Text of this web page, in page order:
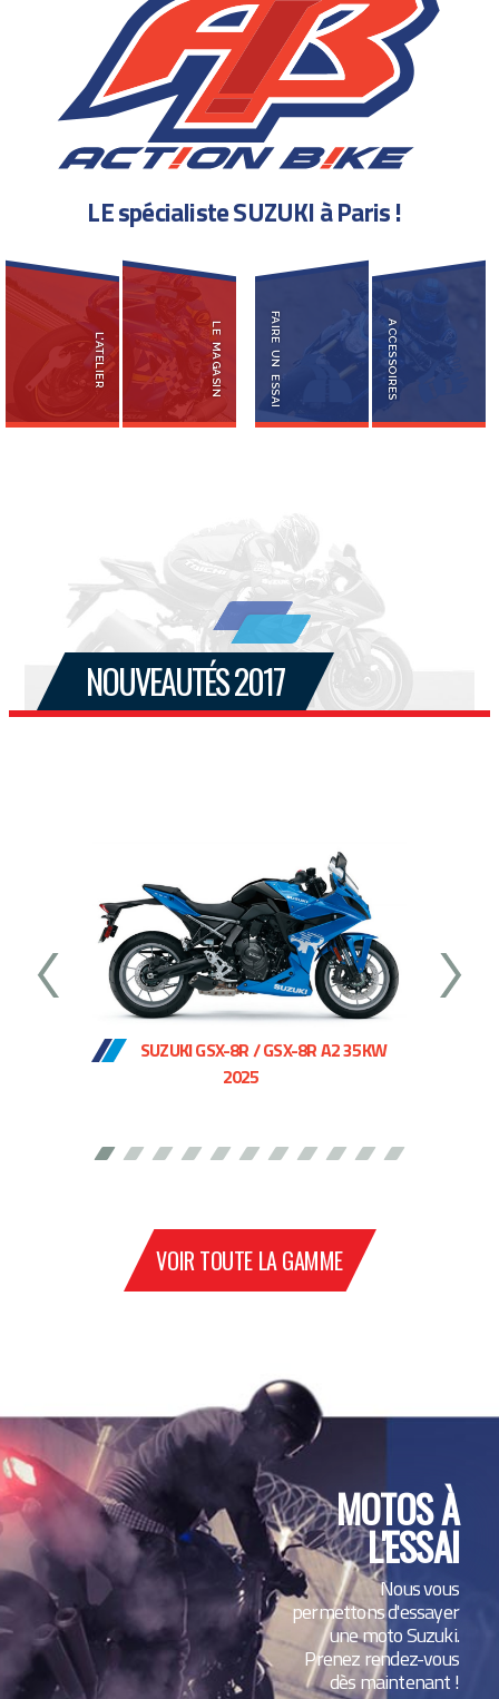
L'ATELIER LE MAGASIN
LEspécialisteSUZUKIàParis!
FAIRE UN ESSAI ACCESSOIRES
NOUVEAUTÉS 2017
SUZUKI GSX-8R / GSX-8R A2 35KW
2025
VOIR TOUTE LA GAMME
MOTOS À
L'ESSAI
Nous vous
permettons d'essayer
une moto Suzuki.
Prenez rendez-vous
dès maintenant !